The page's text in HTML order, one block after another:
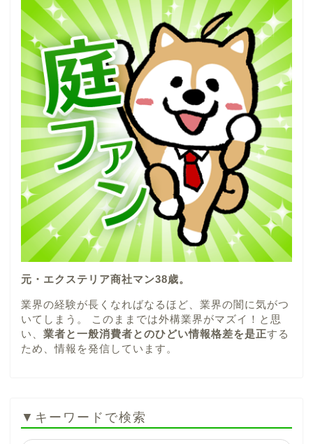
元・エクステリア商社マン38歳。
業界の経験が長くなればなるほど、業界の闇に気がつ
いてしまう。 このままでは外構業界がマズイ！と思
い、 業者と一般消費者とのひどい情報格差を是正する
ため、情報を発信しています。
▼キーワードで検索